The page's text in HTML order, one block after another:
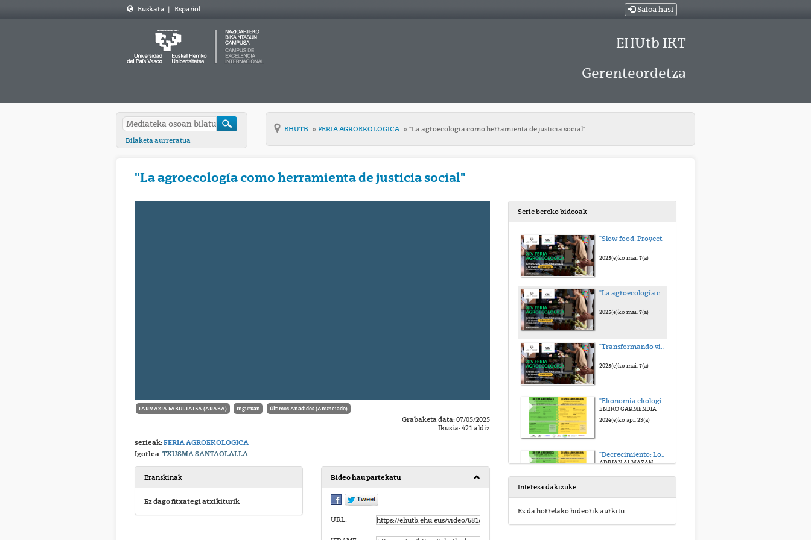
Euskara | Español Saioa hasi
EHUtb IKT
Gerenteordetza
Bilaketa aurreratua
EHUTB FERIA AGROEKOLOGICA "La agroecología como herramienta de justicia social"
"La agroecología como herramienta de justicia social"
FARMAZIA FAKULTATEA (ARABA) Inguruan Últimos Añadidos (Anunciado)
Grabaketa data: 07/05/2025
Ikusia: 421 aldiz
serieak:FERIA AGROEKOLOGICA
Igorlea:TXUSMA SANTAOLALLA
Eranskinak
Ez dago fitxategi atxikiturik
Bideo hau partekatu
URL:
Serie bereko bideoak
"Slow food: Proyecto HORTI-REG: red de salud comunitaria"
2025(e)ko mai. 7(a)
"La agroecología como herramienta de justicia social"
2025(e)ko mai. 7(a)
"Transformando vidas consumiendo con conciencia"
2025(e)ko mai. 7(a)
ENEKO GARMENDIA
2024(e)ko api. 23(a)
"Decrecimiento: Los peligros del catastrofismo y construcción de la autonomía para un mundo posible"
ADRIAN ALMAZAN
Interesa dakizuke
Ez da horrelako bideorik aurkitu.